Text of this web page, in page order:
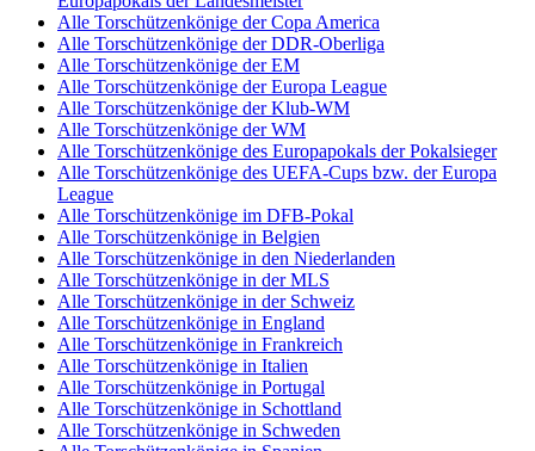
Alle Torschützenkönige der Copa America
Alle Torschützenkönige der DDR-Oberliga
Alle Torschützenkönige der EM
Alle Torschützenkönige der Europa League
Alle Torschützenkönige der Klub-WM
Alle Torschützenkönige der WM
Alle Torschützenkönige des Europapokals der Pokalsieger
Alle Torschützenkönige des UEFA-Cups bzw. der Europa
League
Alle Torschützenkönige im DFB-Pokal
Alle Torschützenkönige in Belgien
Alle Torschützenkönige in den Niederlanden
Alle Torschützenkönige in der MLS
Alle Torschützenkönige in der Schweiz
Alle Torschützenkönige in England
Alle Torschützenkönige in Frankreich
Alle Torschützenkönige in Italien
Alle Torschützenkönige in Portugal
Alle Torschützenkönige in Schottland
Alle Torschützenkönige in Schweden